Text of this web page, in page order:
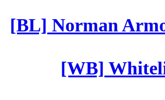
[BL] Norman
[WB]